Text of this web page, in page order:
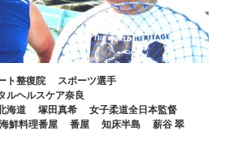
ト整復院
スポーツ選手
ルヘルスケア奈良
海道 塚田真希
女子柔道全日本監督
海鮮料理番屋 番屋 知床半島
薪谷 翠